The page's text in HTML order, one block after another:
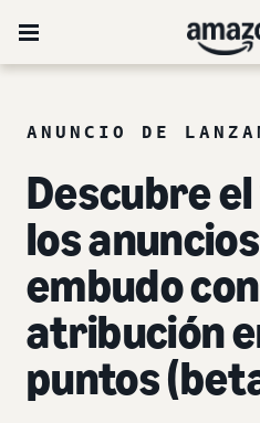
ANUNCIO DE
Descubre
los
embudo
atribución
puntos